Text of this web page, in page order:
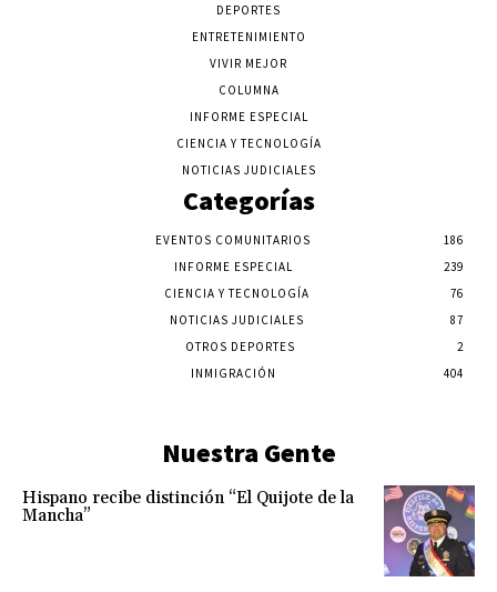
DEPORTES
ENTRETENIMIENTO
VIVIR MEJOR
COLUMNA
INFORME ESPECIAL
CIENCIA Y TECNOLOGÍA
NOTICIAS JUDICIALES
Categorías
EVENTOS COMUNITARIOS
186
INFORME ESPECIAL
239
CIENCIA Y TECNOLOGÍA
76
NOTICIAS JUDICIALES
87
OTROS DEPORTES
2
INMIGRACIÓN
404
Nuestra Gente
Hispano recibe distinción “El Quijote de la
Mancha”